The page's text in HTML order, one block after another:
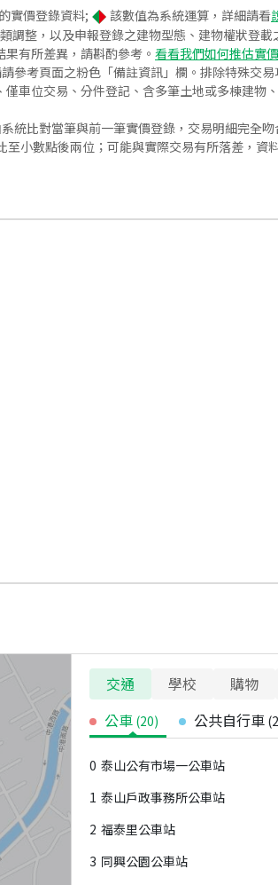
實價登錄資料; 該數值為系統運算，詳細請看
整，以及申報登錄之建物型態、建物權狀登
有所差異，請斟酌參考。 看看我們如何推估實
參考頁面之粉色「備註資訊」欄。排除特殊交
車位交易、分件登記、含多筆土地或多棟建物
統比對當筆與前一筆實價登錄，交易明細完全
小數點後兩位；可能與實際交易有所落差，資
交通 學校 購物
公車 (20) 公共自行車 (2
0 泰山公有市場一公車站
1 泰山戶政事務所公車站
2 福泰里公車站
3 同興公園公車站